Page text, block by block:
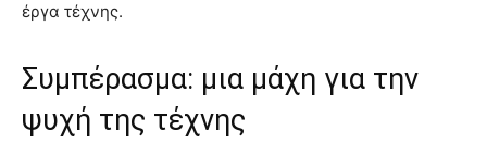
έργα τέχνης.
Συμπέρασμα: μια μάχη για την
ψυχή της τέχνης